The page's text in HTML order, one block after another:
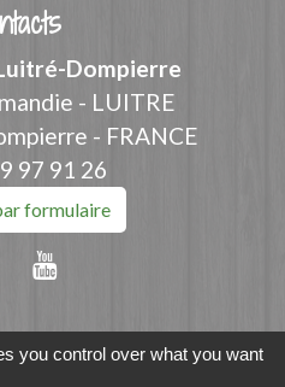
Dompierre
- LUITRE
- FRANCE
97 91 26
formulaire
you control over what you want